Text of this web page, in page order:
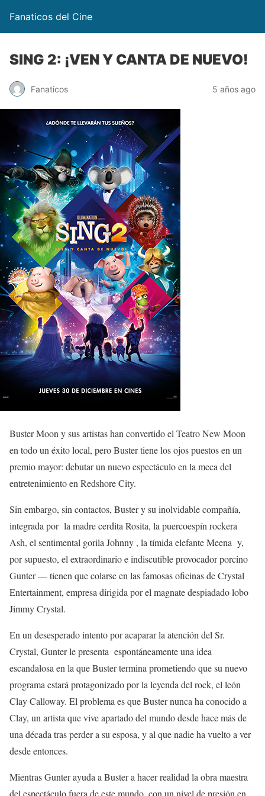
Fanaticos del Cine
SING 2: ¡VEN Y CANTA DE NUEVO!
Fanaticos 5 años ago
Buster Moon y sus artistas han convertido el Teatro New Moon
en todo un éxito local, pero Buster tiene los ojos puestos en un
premio mayor: debutar un nuevo espectáculo en la meca del
entretenimiento en Redshore City.
Sin embargo, sin contactos, Buster y su inolvidable compañía,
integrada por la madre cerdita Rosita, la puercoespín rockera
Ash, el sentimental gorila Johnny , la tímida elefante Meena y,
por supuesto, el extraordinario e indiscutible provocador porcino
Gunter — tienen que colarse en las famosas oficinas de Crystal
Entertainment, empresa dirigida por el magnate despiadado lobo
Jimmy Crystal.
En un desesperado intento por acaparar la atención del Sr.
Crystal, Gunter le presenta espontáneamente una idea
escandalosa en la que Buster termina prometiendo que su nuevo
programa estará protagonizado por la leyenda del rock, el león
Clay Calloway. El problema es que Buster nunca ha conocido a
Clay, un artista que vive apartado del mundo desde hace más de
una década tras perder a su esposa, y al que nadie ha vuelto a ver
desde entonces.
Mientras Gunter ayuda a Buster a hacer realidad la obra maestra
del espectáculo fuera de este mundo, con un nivel de presión en